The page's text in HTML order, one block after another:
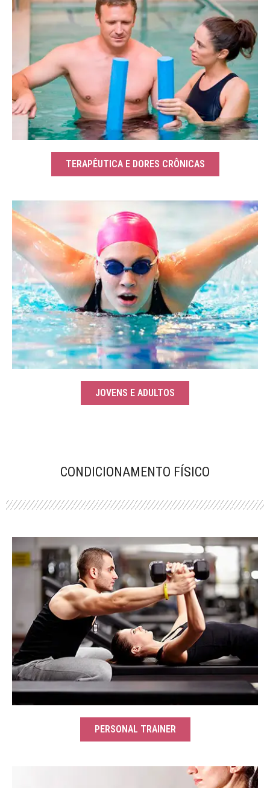
TERAPÊUTICA E DORES CRÔNICAS
JOVENS E ADULTOS
CONDICIONAMENTO FÍSICO
PERSONAL TRAINER